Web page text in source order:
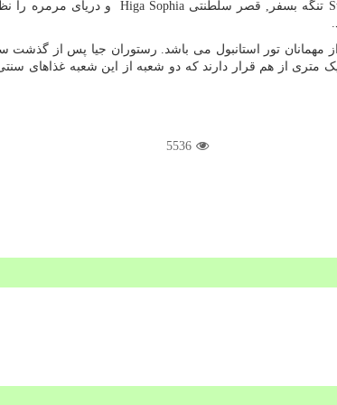
تنگه بسفر, قصر سلطنتی Higa Sophia و دریای مرمره را
مهمانان تور استانبول می باشد. رستوران جیا پس از گذشت
از هم قرار دارند که دو شعبه از این شعبه غذاهای
5536